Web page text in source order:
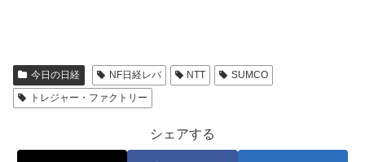
今日の日経 NF日経レバ NTT
SUMCO
トレジャー・ファクトリー
シェアする